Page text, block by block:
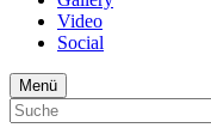
Video
Social
Menü